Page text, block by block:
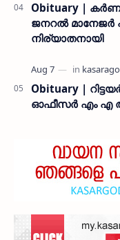
Obituary |
ജനറൽ മാനേജർ
നിര്യാതനായി
Obituary |
ഓഫീസർ എം എ